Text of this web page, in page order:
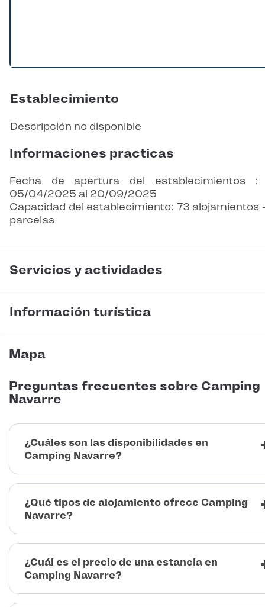
Establecimiento
Descripción no disponible
Informaciones practicas
Fecha de apertura del establecimientos :
05/04/2025 al 20/09/2025
Capacidad del establecimiento: 73 alojamientos
parcelas
Servicios y actividades
Información turística
Mapa
Preguntas frecuentes sobre Camping
Navarre
¿Cuáles son las disponibilidades en
Camping Navarre?
¿Qué tipos de alojamiento ofrece Camping
Navarre?
¿Cuál es el precio de una estancia en
Camping Navarre?